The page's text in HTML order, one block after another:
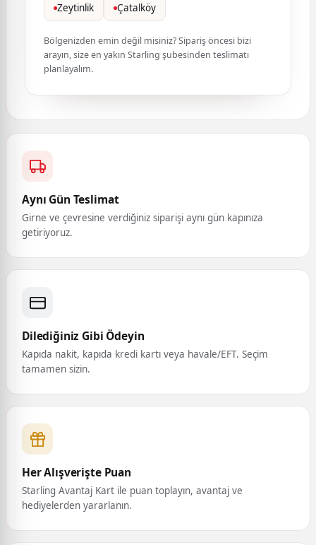
Zeytinlik Çatalköy
Bölgenizden emin değil misiniz? Sipariş öncesi bizi
arayın, size en yakın Starling şubesinden teslimatı
planlayalım.
Aynı Gün Teslimat
Girne ve çevresine verdiğiniz siparişi aynı gün kapınıza
getiriyoruz.
Dilediğiniz Gibi Ödeyin
Kapıda nakit, kapıda kredi kartı veya havale/EFT. Seçim
tamamen sizin.
Her Alışverişte Puan
Starling Avantaj Kart ile puan toplayın, avantaj ve
hediyelerden yararlanın.